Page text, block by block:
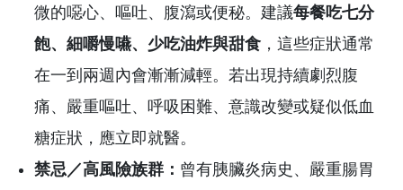
微的噁心、嘔吐、腹瀉或便秘。建議每餐吃七分
飽、細嚼慢嚥、少吃油炸與甜食 ，這些症狀通常
在一到兩週內會漸漸減輕。若出現持續劇烈腹
痛、嚴重嘔吐、呼吸困難、意識改變或疑似低血
糖症狀，應立即就醫。
禁忌／高風險族群： 曾有胰臟炎病史、嚴重腸胃